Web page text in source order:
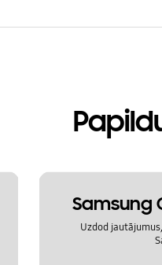
Samsung
Uzdod